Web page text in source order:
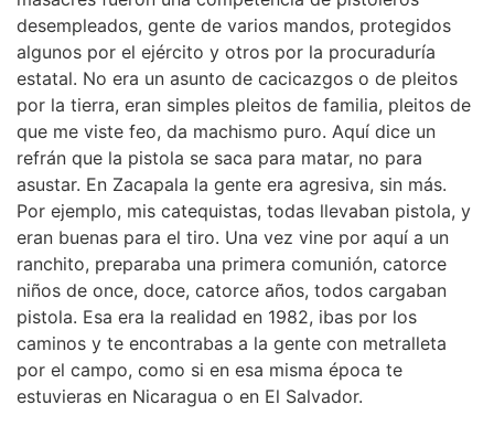
desempleados, gente de varios mandos, protegidos
algunos por el ejército y otros por la procuraduría
estatal. No era un asunto de cacicazgos o de pleitos
por la tierra, eran simples pleitos de familia, pleitos de
que me viste feo, da machismo puro. Aquí dice un
refrán que la pistola se saca para matar, no para
asustar. En Zacapala la gente era agresiva, sin más.
Por ejemplo, mis catequistas, todas llevaban pistola, y
eran buenas para el tiro. Una vez vine por aquí a un
ranchito, preparaba una primera comunión, catorce
niños de once, doce, catorce años, todos cargaban
pistola. Esa era la realidad en 1982, ibas por los
caminos y te encontrabas a la gente con metralleta
por el campo, como si en esa misma época te
estuvieras en Nicaragua o en El Salvador.